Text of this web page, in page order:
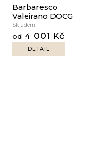
Barbaresco
Valeirano DOCG
Skladem
od 4 001 Kč
DETAIL